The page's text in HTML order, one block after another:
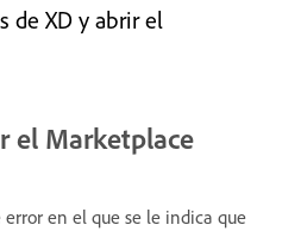
de XD y abrir el
el Marketplace
en el que se le indica que